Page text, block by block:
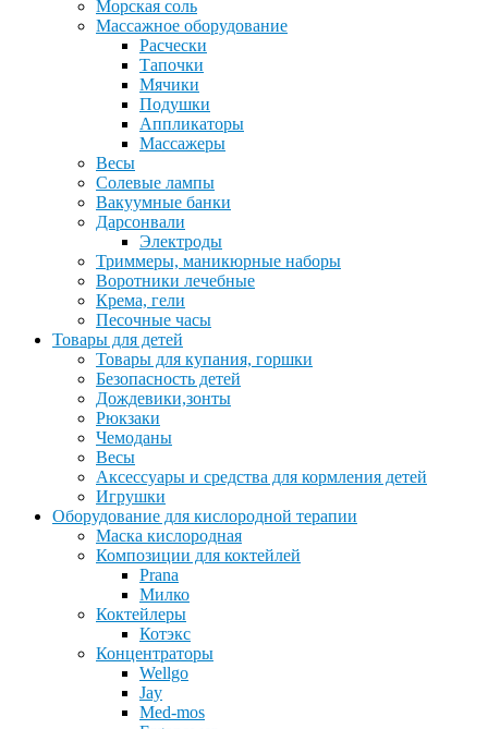
Морская соль
Массажное оборудование
Расчески
Тапочки
Мячики
Подушки
Аппликаторы
Массажеры
Весы
Солевые лампы
Вакуумные банки
Дарсонвали
Электроды
Триммеры, маникюрные наборы
Воротники лечебные
Крема, гели
Песочные часы
Товары для детей
Товары для купания, горшки
Безопасность детей
Дождевики,зонты
Рюкзаки
Чемоданы
Весы
Аксессуары и средства для кормления детей
Игрушки
Оборудование для кислородной терапии
Маска кислородная
Композиции для коктейлей
Prana
Милко
Коктейлеры
Котэкс
Концентраторы
Wellgo
Jay
Med-mos